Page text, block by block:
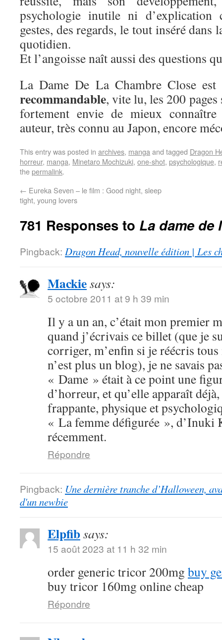
psychologie inutile ni d’explication
gestes, des regards, le tout inséré
quotidien.
Et l’angoisse naît aussi des questions
La Dame De La Chambre Close
recommandable, vite lu, les 200
fortement envie de mieux
auteur, très connu au Japon, encore
This entry was posted in archives, manga and tagged Dragon
horreur, manga, Minetaro Mochizuki, one-shot, psychologique,
thepermalink.
← Eureka Seven – le film : Good night, sleep
tight, young lovers
781 Responses to La dame de
Pingback: Dragon Head, nouvelle édition | Les
Mackiesays:
5 octobre 2011 at 9 h 39 min
Il y a un an, c’était mon premier
quand j’écrivais ce billet (que je
corriger, m’enfin si je réécris
n’est plus un blog), je ne savais
« Dame » était à ce point une
d’horreur, et qu’elle apparaît
frappante, physique et
« La femme défigurée », d’Inuki
récemment.
Répondre
Pingback: Une dernière tranche d’Halloween,
d'un newbie
Elpfibsays:
15 août 2023 at 11 h 32 min
order generic tricor 200mg buy
buy tricor 160mg online cheap
Répondre